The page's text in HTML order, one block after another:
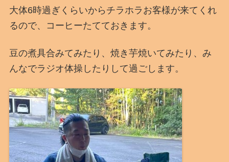
大体6時過ぎくらいからチラホラお客様が来てくれ
るので、コーヒーたてておきます。
豆の煮具合みてみたり、焼き芋焼いてみたり、み
んなでラジオ体操したりして過ごします。